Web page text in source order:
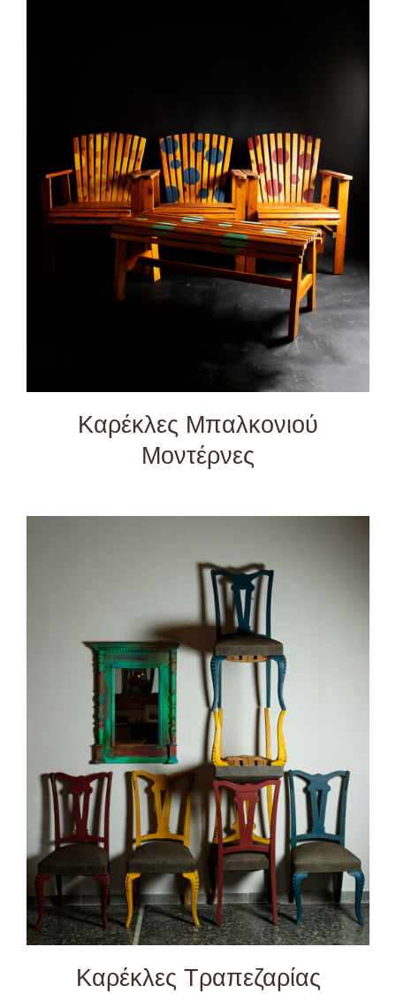
DETAILS
Καρέκλες Μπαλκονιού
Μοντέρνες
DETAILS
Καρέκλες Τραπεζαρίας